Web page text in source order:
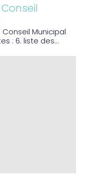
Municipal
: 6. liste des...